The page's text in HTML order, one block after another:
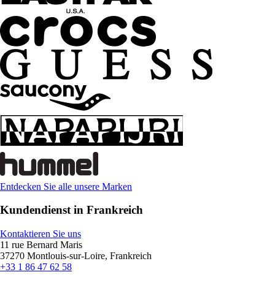
Entdecken Sie alle unsere Marken
Kundendienst in Frankreich
Kontaktieren Sie uns
11 rue Bernard Maris
37270 Montlouis-sur-Loire, Frankreich
+33 1 86 47 62 58